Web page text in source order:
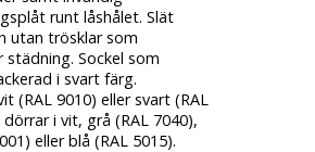
runt låshålet. Slät
utan trösklar som
Sockel som
i svart färg.
(RAL 9010) eller svart (RAL
i vit, grå (RAL 7040),
eller blå (RAL 5015).